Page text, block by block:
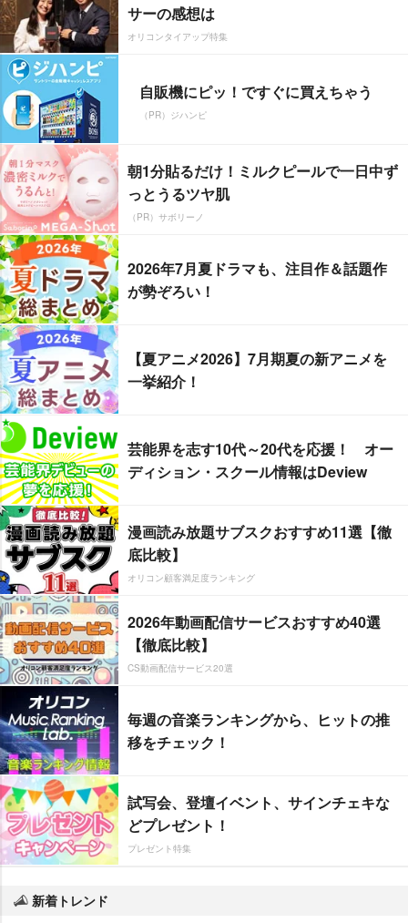
サーの感想は
オリコンタイアップ特集
自販機にピッ！ですぐに買えちゃう
（PR）ジハンピ
朝1分貼るだけ！ミルクピールで一日中ず
っとうるツヤ肌
（PR）サボリーノ
2026年7月夏ドラマも、注目作＆話題作
が勢ぞろい！
【夏アニメ2026】7月期夏の新アニメを
一挙紹介！
芸能界を志す10代～20代を応援！ オー
ディション・スクール情報はDeview
漫画読み放題サブスクおすすめ11選【徹
底比較】
オリコン顧客満足度ランキング
2026年動画配信サービスおすすめ40選
【徹底比較】
CS動画配信サービス20選
毎週の音楽ランキングから、ヒットの推
移をチェック！
試写会、登壇イベント、サインチェキな
どプレゼント！
プレゼント特集
新着トレンド